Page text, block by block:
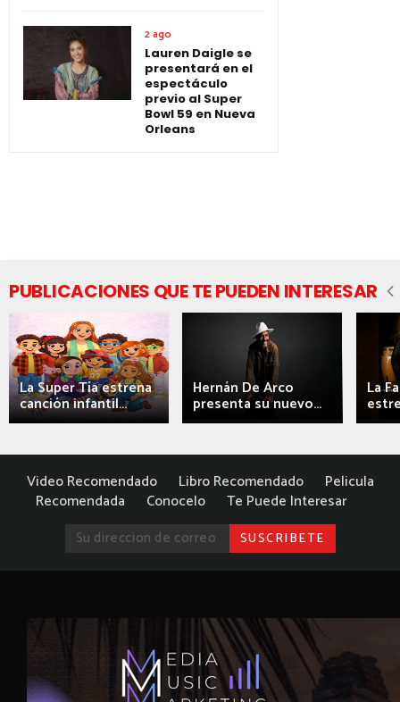
2 ago
Lauren Daigle se
presentará en el
espectáculo
previo al Super
Bowl 59 en Nueva
Orleans
PUBLICACIONES QUE TE PUEDEN INTERESAR
La Super Tía estrena
canción infantil...
Hernán De Arco
presenta su nuevo...
La
Video Recomendado Libro Recomendado
Pelicula
Recomendada
Conocelo Te Puede Interesar